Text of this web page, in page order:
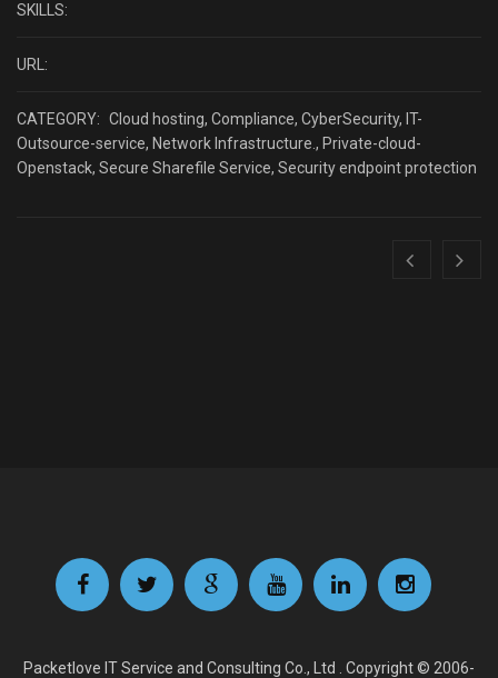
SKILLS:
URL:
CATEGORY: Cloud hosting, Compliance, CyberSecurity, IT-
Outsource-service, Network Infrastructure. , Private-cloud-
Openstack, Secure Sharefile Service, Security endpoint protection
Packetlove IT Service and Consulting Co., Ltd . Copyright © 2006-